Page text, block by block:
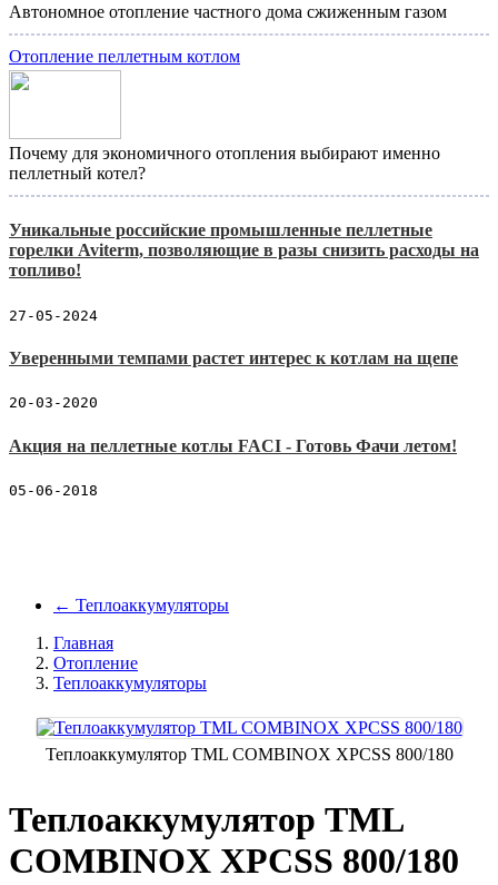
Автономное отопление частного дома сжиженным газом
Отопление пеллетным котлом
Почему для экономичного отопления выбирают именно
пеллетный котел?
Уникальные российские промышленные пеллетные
горелки Aviterm, позволяющие в разы снизить расходы на
топливо!
27-05-2024
Уверенными темпами растет интерес к котлам на щепе
20-03-2020
Акция на пеллетные котлы FACI - Готовь Фачи летом!
05-06-2018
← Теплоаккумуляторы
Главная
Отопление
Теплоаккумуляторы
Теплоаккумулятор TML СOMBINOX XPCSS 800/180
Теплоаккумулятор TML
СOMBINOX XPCSS 800/180